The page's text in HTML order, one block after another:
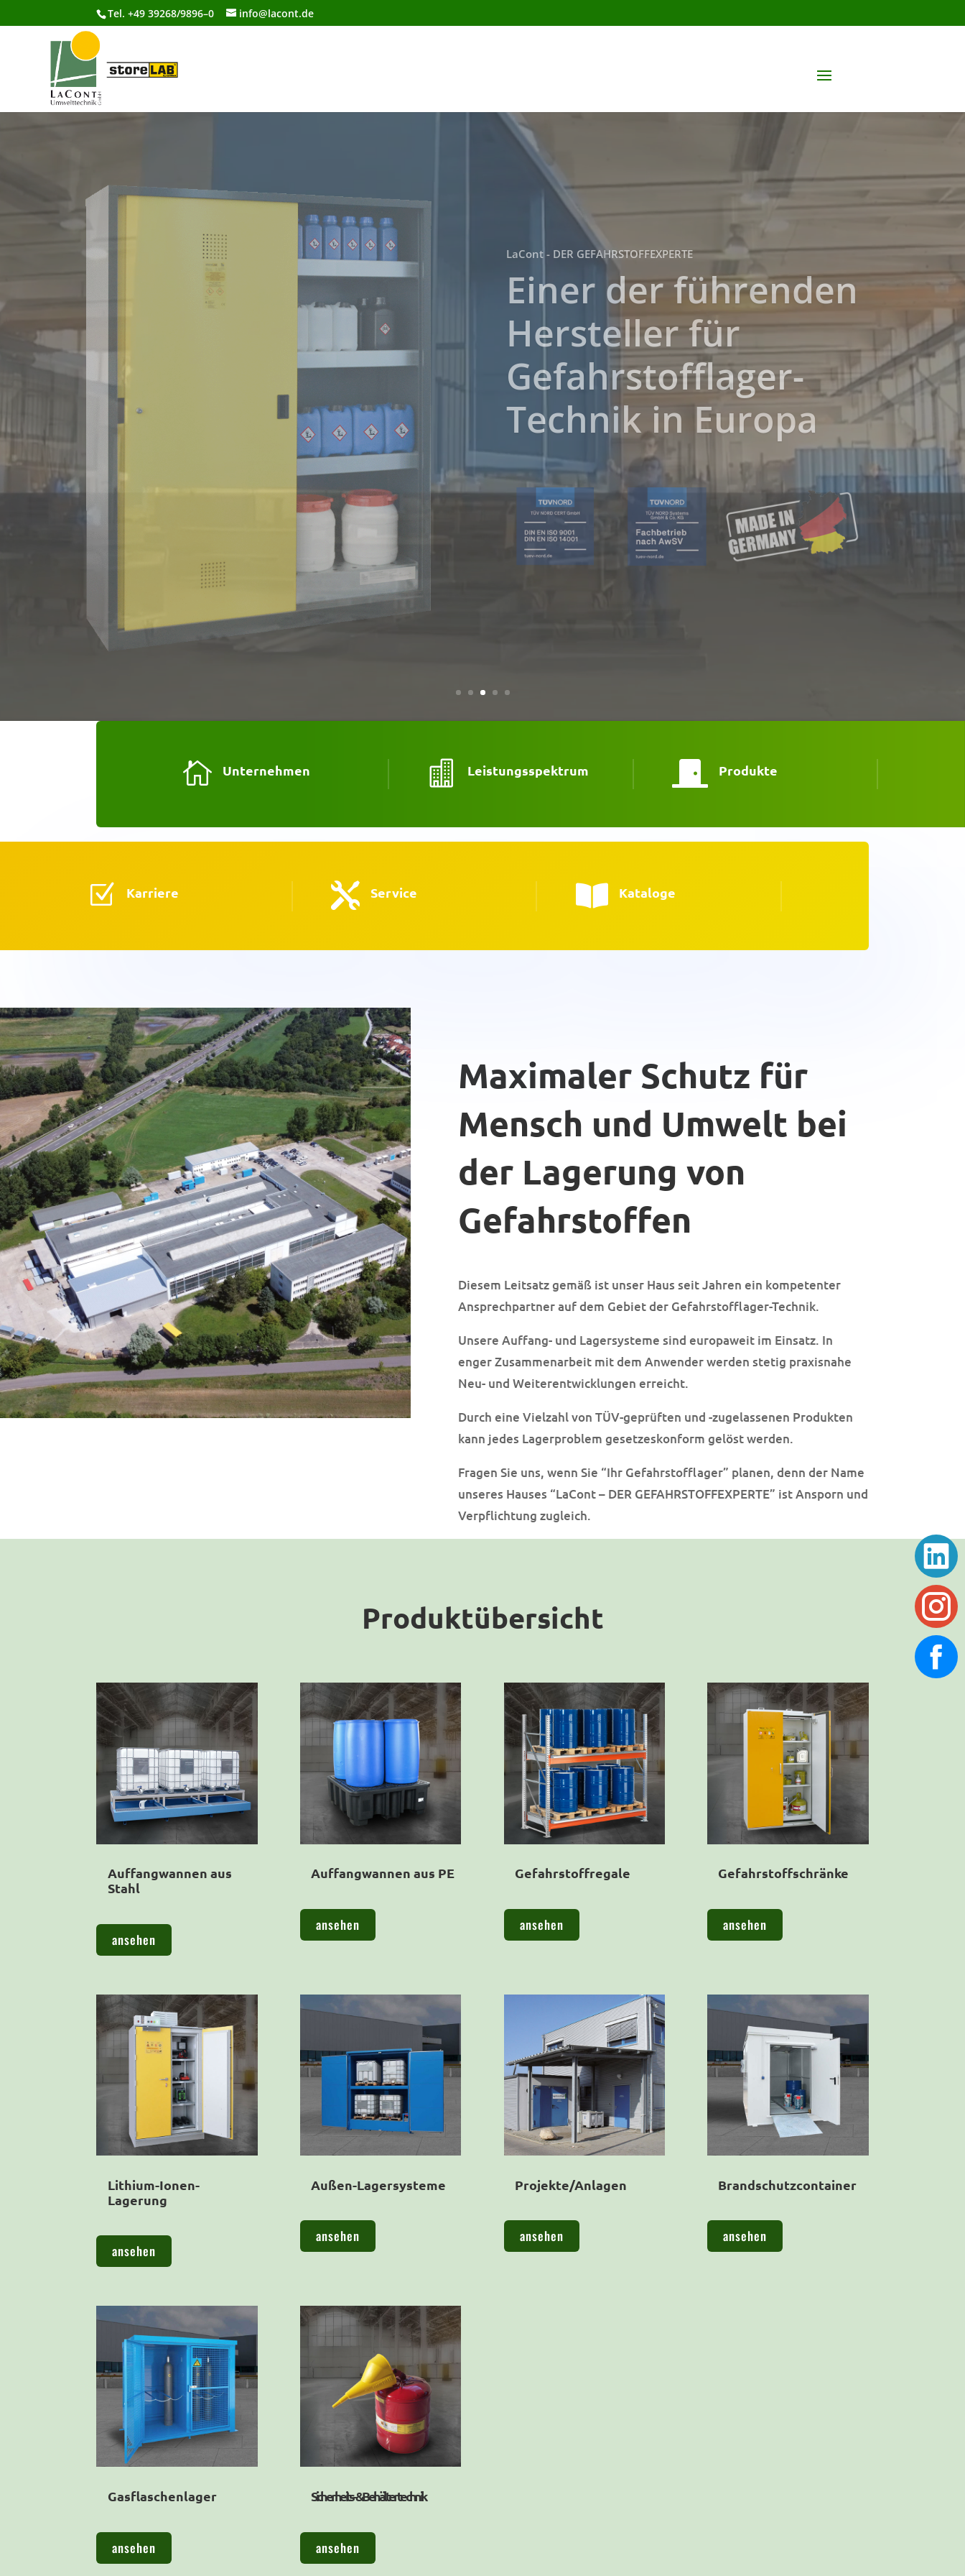
Tel. +49 39268/9896–0 info@lacont.de
LaCont - DER GEFAHRSTOFFEXPERTE
Jedes Lagerproblem
kann gesetzeskonform
gelöst werden
Video-
Player
 Unternehmen  Leistungsspektrum  Produkte
Z Karriere  Service  Kataloge
Maximaler Schutz für
Mensch und Umwelt bei
der Lagerung von
Gefahrstoffen
Diesem Leitsatz gemäß ist unser Haus seit Jahren ein kompetenter
Ansprechpartner auf dem Gebiet der Gefahrstofflager-Technik.
Unsere Auffang- und Lagersysteme sind europaweit im Einsatz. In
enger Zusammenarbeit mit dem Anwender werden stetig praxisnahe
Neu- und Weiterentwicklungen erreicht.
Durch eine Vielzahl von TÜV-geprüften und -zugelassenen Produkten
kann jedes Lagerproblem gesetzeskonform gelöst werden.
Fragen Sie uns, wenn Sie “Ihr Gefahrstofflager” planen, denn der Name
unseres Hauses “LaCont – DER GEFAHRSTOFFEXPERTE” ist Ansporn und
Verpflichtung zugleich.
Produktübersicht
Auffangwannen aus
Stahl
ansehen
Auffangwannen aus PE
ansehen
Gefahrstoffregale
ansehen
Gefahrstoffschränke
ansehen
Lithium-Ionen-
Lagerung
ansehen
Außen-Lagersysteme
ansehen
Projekte/Anlagen
ansehen
Brandschutzcontainer
ansehen
Gasflaschenlager
ansehen
Sicherheits- & Behältertechnik
ansehen